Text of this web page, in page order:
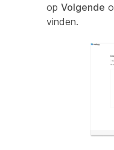
op Volgende
vinden.